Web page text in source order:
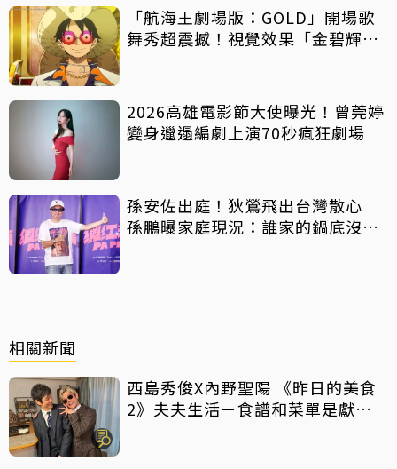
「航海王劇場版：GOLD」開場歌
舞秀超震撼！視覺效果「金碧輝
2026高雄電影節大使曝光！曾莞婷
變身邋遢編劇上演70秒瘋狂劇場
孫安佐出庭！狄鶯飛出台灣散心
孫鵬曝家庭現況：誰家的鍋底沒有
相關新聞
西島秀俊X內野聖陽 《昨日的美食
2》夫夫生活－食譜和菜單是獻給